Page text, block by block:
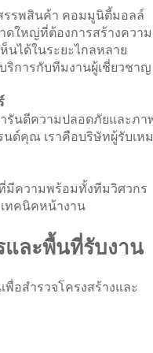
รรพสินค้า คอมมูนิตี้มอลล์
ดใหญ่ที่ต้องการสร้างความ
นได้ในระยะไกลหลาย
ริการกับทีมงานผู้เชี่ยวชาญ
รันตีความปลอดภัยและภา
ด์คุณ เราคือบริษัทผู้รับเห
มีความพร้อมทั้งทีมวิศวกร
ทคนิคหน้างาน
ละพื้นที่รับงาน
พื่อสำรวจโครงสร้างและ